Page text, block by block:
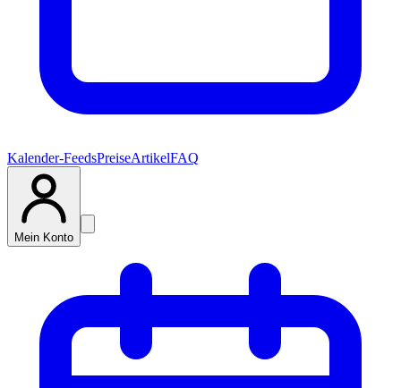
Kalender-FeedsPreiseArtikelFAQ
Mein Konto